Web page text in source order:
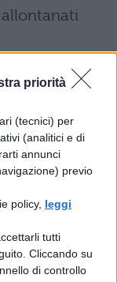
priorità
(tecnici) per
(analitici e di
annunci
previo
policy, leggi
tutti
Cliccando su
di controllo
allontanati
della
colonie il